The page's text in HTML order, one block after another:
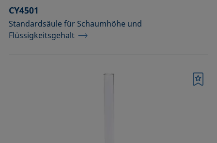
CY4501
Standardsäule für Schaumhöhe und
Flüssigkeitsgehalt